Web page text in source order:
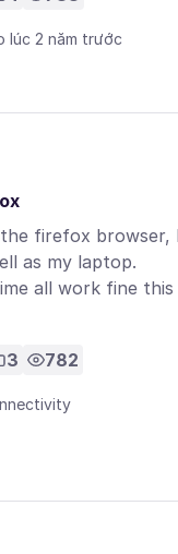
lúc 2 năm trước
firefox browser,
as my laptop.
all work fine this
3 782